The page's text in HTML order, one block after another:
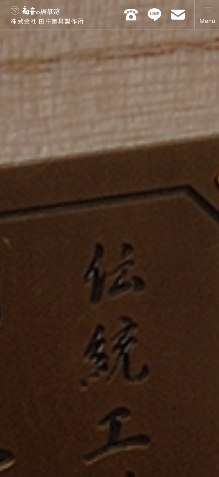
株式会社 田中家具製作所 Menu